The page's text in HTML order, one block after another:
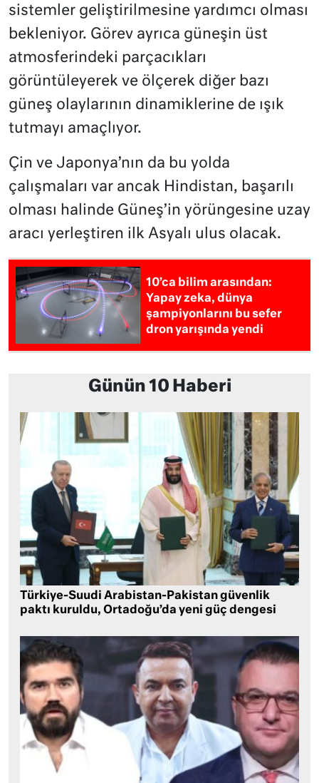
sistemler geliştirilmesine yardımcı olması
bekleniyor. Görev ayrıca güneşin üst
atmosferindeki parçacıkları
görüntüleyerek ve ölçerek diğer bazı
güneş olaylarının dinamiklerine de ışık
tutmayı amaçlıyor.
Çin ve Japonya’nın da bu yolda
çalışmaları var ancak Hindistan, başarılı
olması halinde Güneş’in yörüngesine uzay
aracı yerleştiren ilk Asyalı ulus olacak.
10’ca bilim arasından:
Yapay zeka, dünya
şampiyonlarını bu sefer
dron yarışında yendi
Günün 10 Haberi
Türkiye-Suudi Arabistan-Pakistan güvenlik
paktı kuruldu, Ortadoğu’da yeni güç dengesi